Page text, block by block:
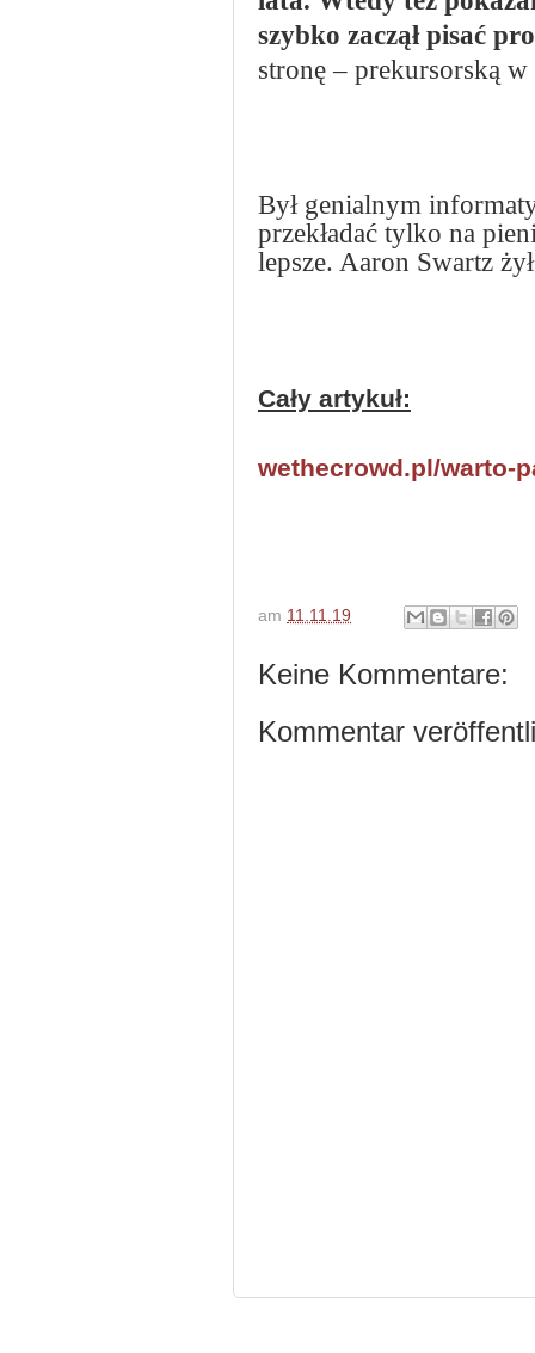
szybko zaczął pisać
stronę – prekursorską
Był genialnym
przekładać tylko na
lepsze. Aaron Swartz
Cały artykuł:
wethecrowd.pl/warto-
am 11.11.19
Keine Kommentare:
Kommentar